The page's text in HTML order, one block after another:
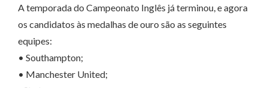
A temporada do Campeonato Inglês já terminou, e agora
os candidatos às medalhas de ouro são as seguintes
equipes:
• Southampton;
• Manchester United;